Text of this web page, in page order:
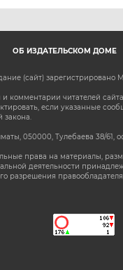
ОБ ИЗДАТЕЛЬСКОМ ДОМЕ
(сайт)
комментарии читателей
если указанные
закона.
050000, Тулебаева 38/61,
права на материалы,
деятельности
разрешения